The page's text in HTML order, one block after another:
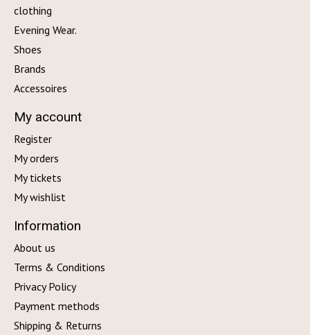
clothing
Evening Wear.
Shoes
Brands
Accessoires
My account
Register
My orders
My tickets
My wishlist
Information
About us
Terms & Conditions
Privacy Policy
Payment methods
Shipping & Returns